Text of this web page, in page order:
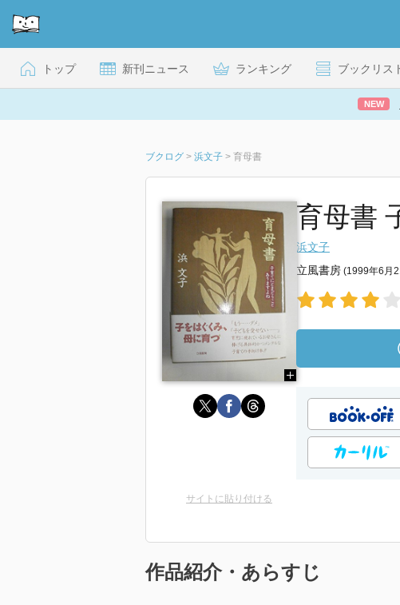
トップ 新刊ニュース ランキング ブックリス
NEW
ブクログ > 浜文子 > 育母書
育母書
浜文子
立風書房 (1999年6月
サイトに貼り付ける
作品紹介・あらすじ